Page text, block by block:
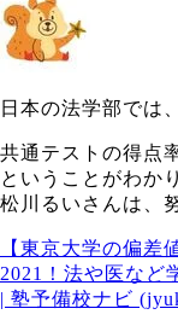
日本の法学部では
共通テストの得点
ということがわか
松川るいさんは、
【東京大学の偏差
2021！法や医など
| 塾予備校ナビ